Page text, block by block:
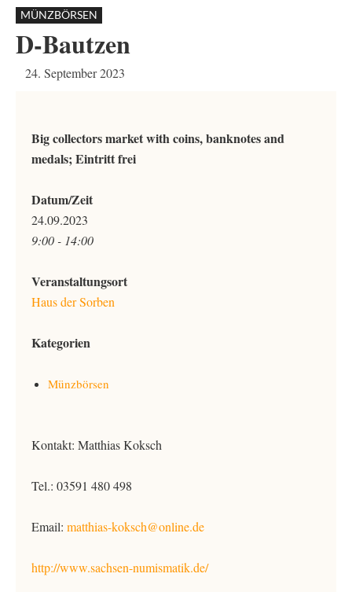
MÜNZBÖRSEN
D-Bautzen
24. September 2023
Big collectors market with coins, banknotes and
medals; Eintritt frei
Datum/Zeit
24.09.2023
9:00 - 14:00
Veranstaltungsort
Haus der Sorben
Kategorien
Münzbörsen
Kontakt: Matthias Koksch
Tel.: 03591 480 498
Email: matthias-koksch@online.de
http://www.sachsen-numismatik.de/